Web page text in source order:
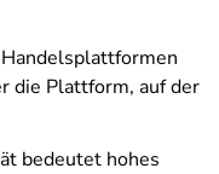
die Plattform, auf der
bedeutet hohes